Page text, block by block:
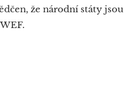
že národní státy jsou